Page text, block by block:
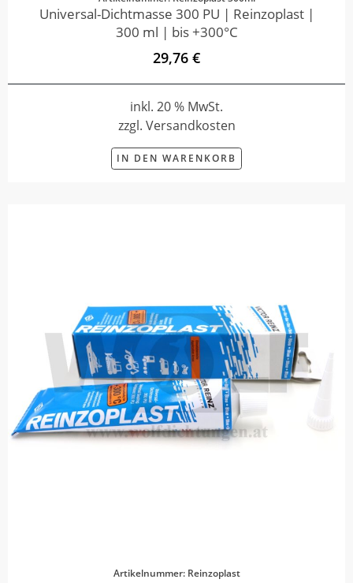
Universal-Dichtmasse 300 PU | Reinzoplast |
300 ml | bis +300°C
29,76 €
inkl. 20 % MwSt.
zzgl. Versandkosten
IN DEN WARENKORB
Artikelnummer: Reinzoplast